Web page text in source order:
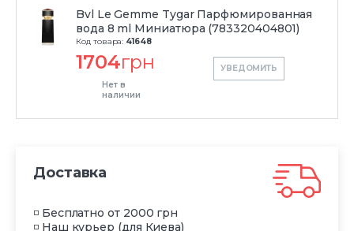
Bvl Le Gemme Tygar Парфюмированная
вода 8 ml Миниатюра (783320404801)
Код товара: 41648
1704грн
Нет в
наличии
УВЕДОМИТЬ
Доставка
◽ Бесплатно от 2000 грн
◽ Наш курьер (для Киева)